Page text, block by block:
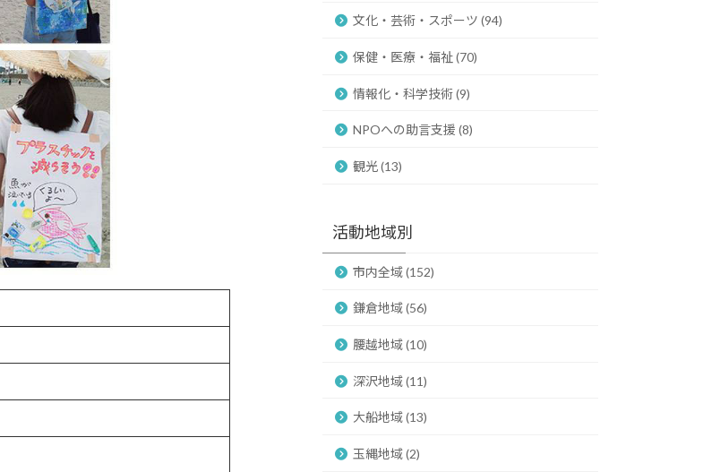
文化・芸術・スポーツ (94)
保健・医療・福祉 (70)
情報化・科学技術 (9)
NPOへの助言支援 (8)
観光 (13)
活動地域別
市内全域 (152)
鎌倉地域 (56)
腰越地域 (10)
深沢地域 (11)
大船地域 (13)
玉縄地域 (2)